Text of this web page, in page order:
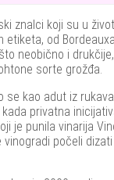
znalci koji su u
od
neobično i
sorte grožđa.
se kao adut iz rukava
privatna
je punila vinarija
počeli